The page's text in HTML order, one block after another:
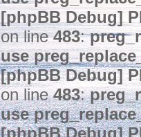
[phpBB Debug]
on line483:
use
[phpBB Debug]
on line483:
use
[phpBB Debug]